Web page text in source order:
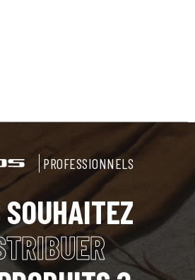
PROFESSIONNELS
SOUHAITEZ